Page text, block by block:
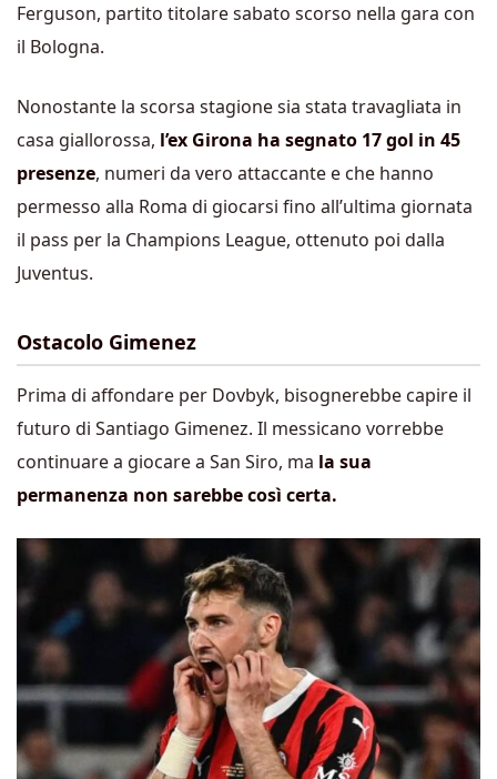
Ferguson, partito titolare sabato scorso nella gara con
il Bologna.
Nonostante la scorsa stagione sia stata travagliata in
casa giallorossa, l’ex Girona ha segnato 17 gol in 45
presenze, numeri da vero attaccante e che hanno
permesso alla Roma di giocarsi fino all’ultima giornata
il pass per la Champions League, ottenuto poi dalla
Juventus.
Ostacolo Gimenez
Prima di affondare per Dovbyk, bisognerebbe capire il
futuro di Santiago Gimenez. Il messicano vorrebbe
continuare a giocare a San Siro, ma la sua
permanenza non sarebbe così certa.